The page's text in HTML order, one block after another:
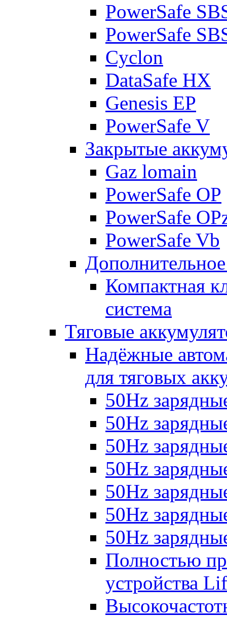
PowerSafe
PowerSafe
Cyclon
DataSafe HX
Genesis EP
PowerSafe V
Закрытые
Gaz lomain
PowerSafe OP
PowerSafe
PowerSafe Vb
Компактная
система
Тяговые
Надёжные
для тяговых
50Hz
50Hz
50Hz
50Hz
50Hz
50Hz
50Hz
Полностью
устройства